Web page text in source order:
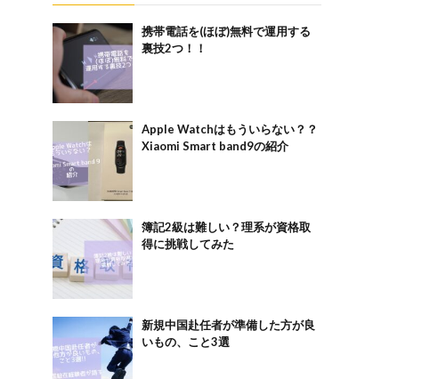
携帯電話を(ほぼ)無料で運用する
裏技2つ！！
Apple Watchはもういらない？？
Xiaomi Smart band9の紹介
簿記2級は難しい？理系が資格取
得に挑戦してみた
新規中国赴任者が準備した方が良
いもの、こと3選